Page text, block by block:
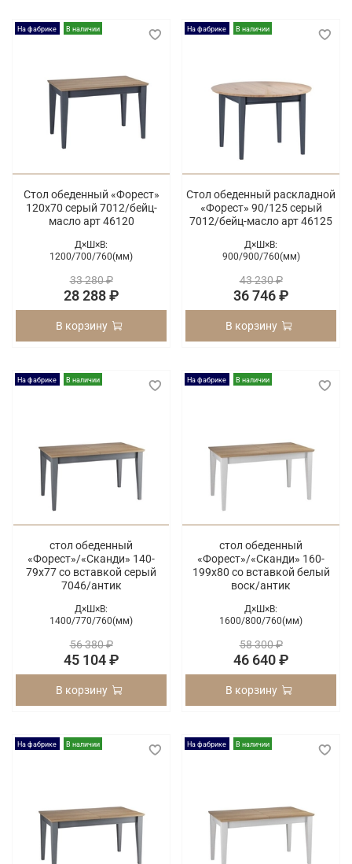
На фабрике В наличии
Стол обеденный «Форест»
120х70 серый 7012/бейц-
масло арт 46120
Д×Ш×В:
1200/700/760(мм)
33 280 ₽
28 288 ₽
В корзину
На фабрике В наличии
Стол обеденный раскладной
«Форест» 90/125 серый
7012/бейц-масло арт 46125
Д×Ш×В:
900/900/760(мм)
43 230 ₽
36 746 ₽
В корзину
На фабрике В наличии
стол обеденный
«Форест»/«Сканди» 140-
79х77 со вставкой серый
7046/антик
Д×Ш×В:
1400/770/760(мм)
56 380 ₽
45 104 ₽
В корзину
На фабрике В наличии
стол обеденный
«Форест»/«Сканди» 160-
199х80 со вставкой белый
воск/антик
Д×Ш×В:
1600/800/760(мм)
58 300 ₽
46 640 ₽
В корзину
На фабрике В наличии На фабрике В наличии